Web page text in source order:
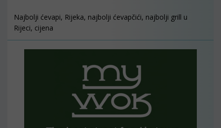
Najbolji ćevapi, Rijeka, najbolji ćevapčići, najbolji grill u
Rijeci, cijena